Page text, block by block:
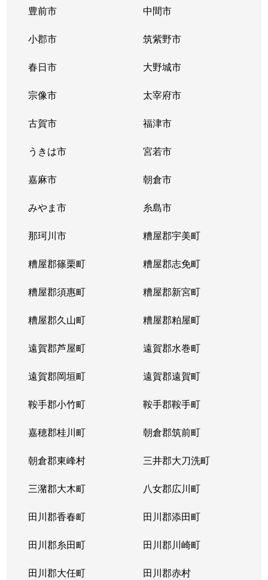
豊前市 中間市
小郡市 筑紫野市
春日市 大野城市
宗像市 太宰府市
古賀市 福津市
うきは市 宮若市
嘉麻市 朝倉市
みやま市 糸島市
那珂川市 糟屋郡宇美町
糟屋郡篠栗町 糟屋郡志免町
糟屋郡須惠町 糟屋郡新宮町
糟屋郡久山町 糟屋郡粕屋町
遠賀郡芦屋町 遠賀郡水巻町
遠賀郡岡垣町 遠賀郡遠賀町
鞍手郡小竹町 鞍手郡鞍手町
嘉穂郡桂川町 朝倉郡筑前町
朝倉郡東峰村 三井郡大刀洗町
三潴郡大木町 八女郡広川町
田川郡香春町 田川郡添田町
田川郡糸田町 田川郡川崎町
田川郡大任町 田川郡赤村